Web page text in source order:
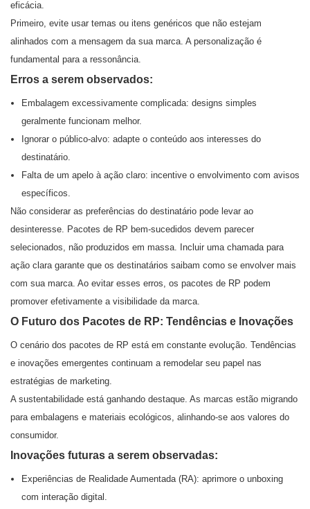
eficácia.
Primeiro, evite usar temas ou itens genéricos que não estejam
alinhados com a mensagem da sua marca. A personalização é
fundamental para a ressonância.
Erros a serem observados:
Embalagem excessivamente complicada: designs simples
geralmente funcionam melhor.
Ignorar o público-alvo: adapte o conteúdo aos interesses do
destinatário.
Falta de um apelo à ação claro: incentive o envolvimento com avisos
específicos.
Não considerar as preferências do destinatário pode levar ao
desinteresse. Pacotes de RP bem-sucedidos devem parecer
selecionados, não produzidos em massa. Incluir uma chamada para
ação clara garante que os destinatários saibam como se envolver mais
com sua marca. Ao evitar esses erros, os pacotes de RP podem
promover efetivamente a visibilidade da marca.
O Futuro dos Pacotes de RP: Tendências e Inovações
O cenário dos pacotes de RP está em constante evolução. Tendências
e inovações emergentes continuam a remodelar seu papel nas
estratégias de marketing.
A sustentabilidade está ganhando destaque. As marcas estão migrando
para embalagens e materiais ecológicos, alinhando-se aos valores do
consumidor.
Inovações futuras a serem observadas:
Experiências de Realidade Aumentada (RA): aprimore o unboxing
com interação digital.